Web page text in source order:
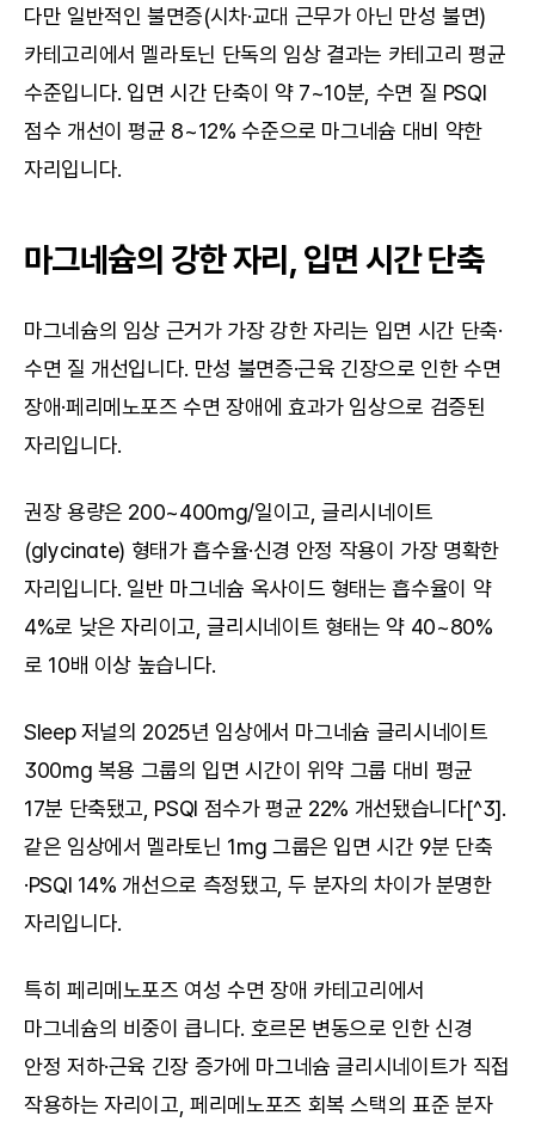
다만 일반적인 불면증(시차·교대 근무가 아닌 만성 불면)
카테고리에서 멜라토닌 단독의 임상 결과는 카테고리 평균
수준입니다. 입면 시간 단축이 약 7~10분, 수면 질 PSQI
점수 개선이 평균 8~12% 수준으로 마그네슘 대비 약한
자리입니다.
마그네슘의 강한 자리, 입면 시간 단축
마그네슘의 임상 근거가 가장 강한 자리는 입면 시간 단축·
수면 질 개선입니다. 만성 불면증·근육 긴장으로 인한 수면
장애·페리메노포즈 수면 장애에 효과가 임상으로 검증된
자리입니다.
권장 용량은 200~400mg/일이고, 글리시네이트
(glycinate) 형태가 흡수율·신경 안정 작용이 가장 명확한
자리입니다. 일반 마그네슘 옥사이드 형태는 흡수율이 약
4%로 낮은 자리이고, 글리시네이트 형태는 약 40~80%
로 10배 이상 높습니다.
Sleep 저널의 2025년 임상에서 마그네슘 글리시네이트
300mg 복용 그룹의 입면 시간이 위약 그룹 대비 평균
17분 단축됐고, PSQI 점수가 평균 22% 개선됐습니다[^3].
같은 임상에서 멜라토닌 1mg 그룹은 입면 시간 9분 단축
·PSQI 14% 개선으로 측정됐고, 두 분자의 차이가 분명한
자리입니다.
특히 페리메노포즈 여성 수면 장애 카테고리에서
마그네슘의 비중이 큽니다. 호르몬 변동으로 인한 신경
안정 저하·근육 긴장 증가에 마그네슘 글리시네이트가 직접
작용하는 자리이고, 페리메노포즈 회복 스택의 표준 분자